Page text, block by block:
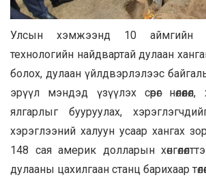
Улсын хэмжээнд 10 аймгийн
технологийн найдвартай дулаан
болох, дулаан үйлдвэрлэлээс
эрүүл мэндэд үзүүлэх сөрөг
ялгарлыг бууруулах,
хэрэглээний халуун усаар хангах
148 сая америк долларын хөнгөлөлттэй
дулааны цахилгаан станц барихаар